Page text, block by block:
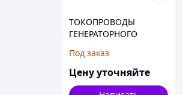
ТОКОПРОВОДЫ
ГЕНЕРАТОРНОГО
ТЭКН (ТЭН)
Под заказ
Цену уточняйте